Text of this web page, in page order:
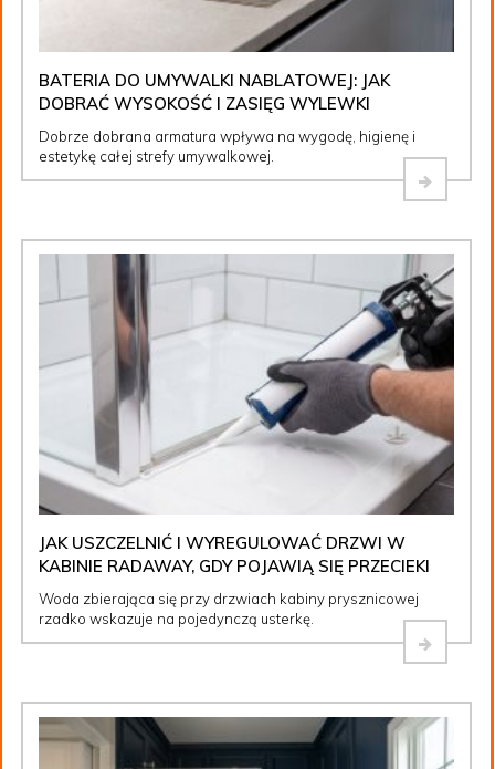
BATERIA DO UMYWALKI NABLATOWEJ: JAK
DOBRAĆ WYSOKOŚĆ I ZASIĘG WYLEWKI
Dobrze dobrana armatura wpływa na wygodę, higienę i
estetykę całej strefy umywalkowej.
JAK USZCZELNIĆ I WYREGULOWAĆ DRZWI W
KABINIE RADAWAY, GDY POJAWIĄ SIĘ PRZECIEKI
Woda zbierająca się przy drzwiach kabiny prysznicowej
rzadko wskazuje na pojedynczą usterkę.